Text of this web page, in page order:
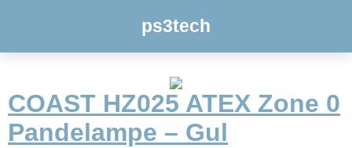
ps3tech
COAST HZ025 ATEX Zone 0
Pandelampe – Gul